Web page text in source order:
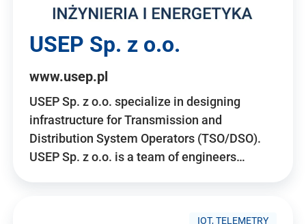
USEP Sp. z o.o.
www.usep.pl
USEP Sp. z o.o. specialize in designing
infrastructure for Transmission and
Distribution System Operators (TSO/DSO).
USEP Sp. z o.o. is a team of engineers…
IOT, TELEMETRY